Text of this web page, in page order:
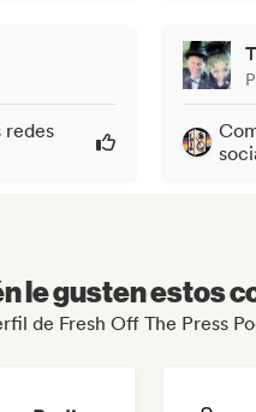
redes
le gusten estos
de Fresh Off The Press